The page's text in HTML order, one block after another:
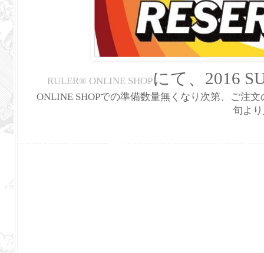
RULER® ONLINE SHOPにて、2016
ONLINE SHOPでの準備数量無くなり次第、ご注
旬よ